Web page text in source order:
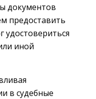
документов
предоставить
удостовериться
иной
в судебные